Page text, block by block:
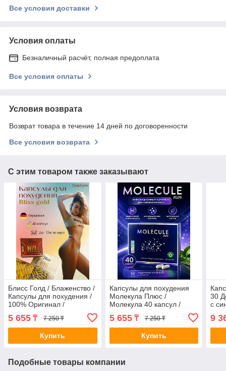
Все условия доставки
Условия оплаты
Безналичный расчёт, полная предоплата
Все условия оплаты
Условия возврата
Возврат товара в течение 14 дней по договоренности
Все условия возврата
С этим товаром также заказывают
Блисс Голд / Блаженство /
Капсулы для похудения /
100% Оригинал /
Проверено
5 655 ₸ 7 250 ₸
Купить
Капсулы для похудения
Молекула Плюс /
Молекула 40 капсул /
Оригинал / Похудение /
Наполнитель зелёный
5 655₸ 7 250 ₸
Купить
30
с
9
Подобные товары компании